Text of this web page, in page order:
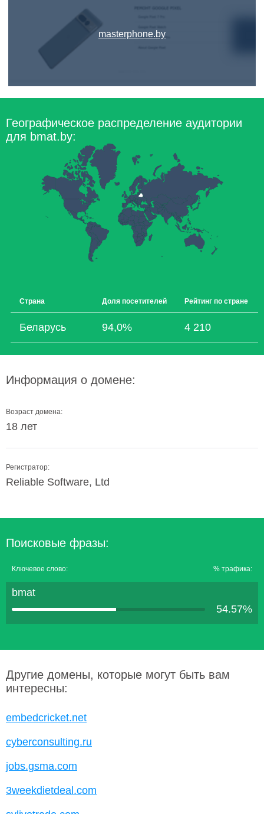
masterphone.by
Географическое распределение аудитории
для bmat.by:
Страна Доля посетителей Рейтинг по стране
Беларусь 94,0% 4 210
Информация о домене:
Возраст домена:
18 лет
Регистратор:
Reliable Software, Ltd
Поисковые фразы:
Ключевое слово: % трафика:
bmat
54.57%
Другие домены, которые могут быть вам
интересны:
embedcricket.net
cyberconsulting.ru
jobs.gsma.com
3weekdietdeal.com